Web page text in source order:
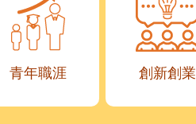
青年職涯 創新創業